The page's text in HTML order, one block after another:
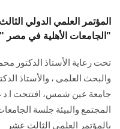
المؤتمر العلمي الدولي
الجامعات الأهلية في مصر "فرص وٱفاق"
تحت رعاية الأستاذ الدكتور
والبحث العلمى ، والأستاذ
جامعة عين شمس، افتتحت ا.د
المجتمع والبيئة جلسة
بالمؤتمر العلمي الثالث عشر